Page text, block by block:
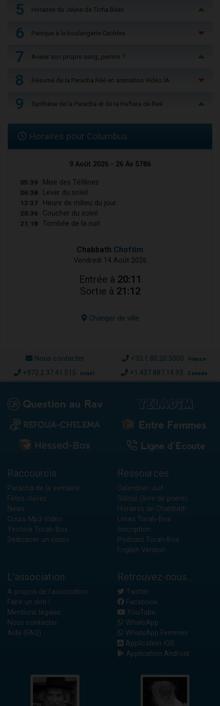
5 Horaires du Jeûne de Ticha Béav
6 Panique à la boulangerie Cachère
7 Avaler son propre sang, permis ?
8 Résumé de la Paracha Réé en animation Vidéo IA
9 Synthèse de la Paracha et de la Haftara de Reé
Horaires pour Columbus
9 Août 2026 - 26 Av 5786
05:39 Mise des Téfilines
06:38 Lever du soleil
13:37 Heure de milieu du jour
20:36 Coucher du soleil
21:18 Tombée de la nuit
Chabbath Choftim
Vendredi 14 Août 2026
Entrée à 20:11
Sortie à 21:12
Changer de ville
Nous contacter +33.1.80.20.5000 France
+972.2.37.41.515 Israël +1.437.887.14.93 Canada
Raccourcis
Paracha de la semaine
Fêtes Juives
News
Cours Mp3-Vidéo
Yéchiva Torah-Box
Dédicacer un cours
Ressources
Calendrier Juif
Sidour (livre de prière)
Horaires de Chabbath
Livres Torah-Box
Inscription
Podcast Torah-Box
English Version
L'association
A propos de l'association
Faire un don !
Mentions légales
Nous contacter
Aide (FAQ)
Retrouvez-nous...
Twitter
Facebook
YouTube
WhatsApp
WhatsApp Femmes
Application iOS
Application Android